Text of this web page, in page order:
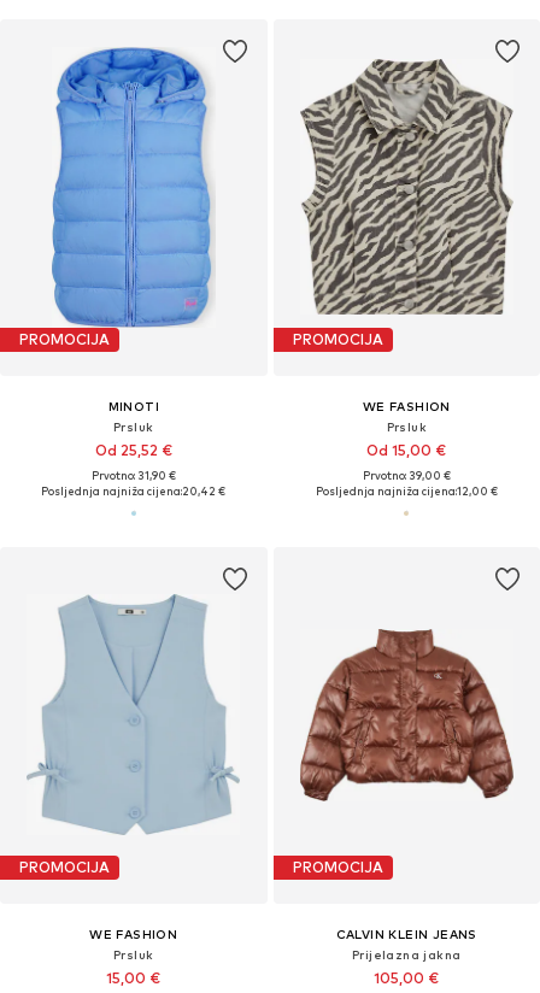
PROMOCIJA
MINOTI
Prsluk
Od 25,52 €
Prvotno: 31,90 €
Posljednja najniža cijena:20,42 €
PROMOCIJA
WE FASHION
Prsluk
Od 15,00 €
Prvotno: 39,00 €
Posljednja najniža cijena:12,00 €
PROMOCIJA
WE FASHION
Prsluk
15,00 €
PROMOCIJA
CALVIN KLEIN JEANS
Prijelazna jakna
105,00 €